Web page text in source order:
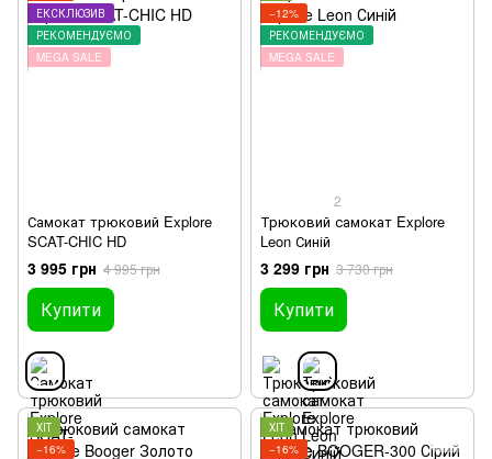
ЕКСКЛЮЗИВ
РЕКОМЕНДУЄМО
MEGA SALE
Самокат трюковий Explore
SCAT-CHIC HD
3 995 грн 4 995 грн
Купити
−12%
РЕКОМЕНДУЄМО
MEGA SALE
2
Трюковий самокат Explore
Leon Синій
3 299 грн 3 730 грн
Купити
ХІТ
−16%
ХІТ
−16%